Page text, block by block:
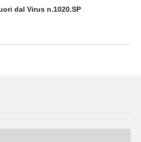
dal Virus n.1020.SP